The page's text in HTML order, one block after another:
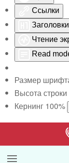
Ссылки
Заголовки
Чтение
Read
Размер
Высота строки
Кернинг 100%